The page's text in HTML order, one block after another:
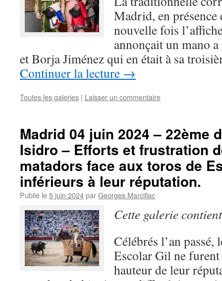
Madrid, en
nouvelle fois
annonçait un mano
et Borja Jiménez qui en était à sa
Continuer la lecture →
Toutes les galeries | Laisser un commentaire
Madrid 04 juin 2024 – 22ème
Isidro – Efforts et frustration
matadors face aux toros de
inférieurs à leur réputation.
Publié le5 juin 2024parGeorges Marcillac
Cette galerie
Célébrés l’an passé,
Escolar Gil ne
hauteur de leur